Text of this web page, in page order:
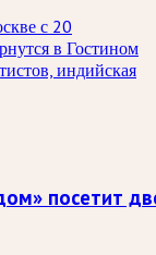
с 20
в Гостином
индийская
посетит